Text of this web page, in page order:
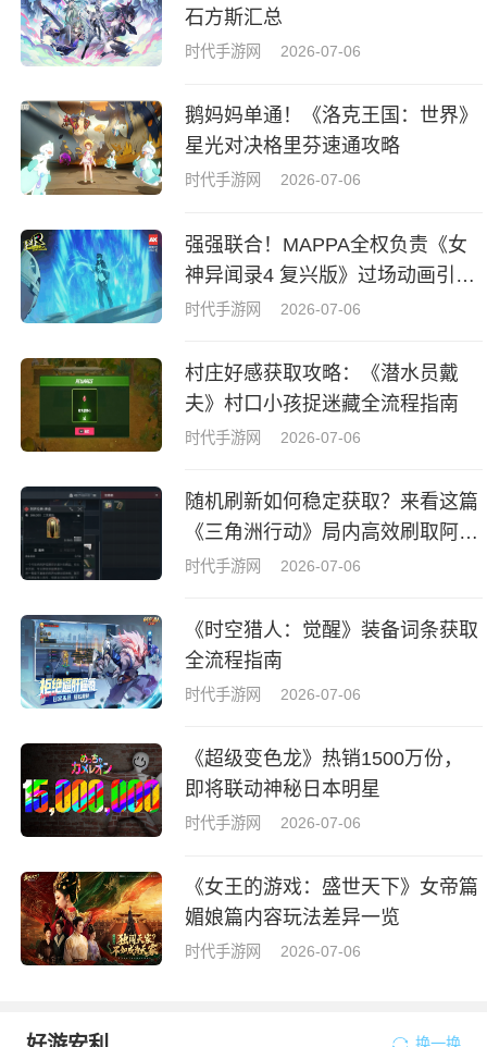
石方斯汇总
时代手游网 2026-07-06
鹅妈妈单通！《洛克王国：世界》
星光对决格里芬速通攻略
时代手游网 2026-07-06
强强联合！MAPPA全权负责《女
神异闻录4 复兴版》过场动画引热
议
时代手游网 2026-07-06
村庄好感获取攻略：《潜水员戴
夫》村口小孩捉迷藏全流程指南
时代手游网 2026-07-06
随机刷新如何稳定获取？来看这篇
《三角洲行动》局内高效刷取阿萨
拉牌盒指南
时代手游网 2026-07-06
《时空猎人：觉醒》装备词条获取
全流程指南
时代手游网 2026-07-06
《超级变色龙》热销1500万份，
即将联动神秘日本明星
时代手游网 2026-07-06
《女王的游戏：盛世天下》女帝篇
媚娘篇内容玩法差异一览
时代手游网 2026-07-06